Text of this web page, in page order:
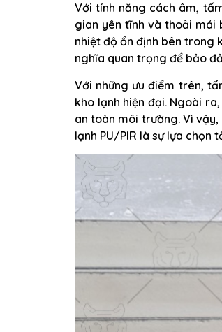
Với tính năng cách âm,
gian yên tĩnh và thoải mái
nhiệt độ ổn định bên trong
nghĩa quan trọng để bảo
Với những ưu điểm trên,
kho lạnh hiện đại. Ngoài
an toàn môi trường. Vì
lạnh PU/PIR là sự lựa chọn